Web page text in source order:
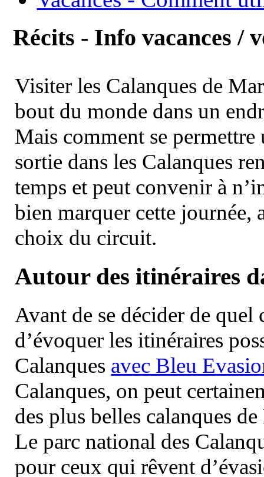
Récits - Info vacances /
Visiter les Calanques de
bout du monde dans un
Mais comment se permettre
sortie dans les Calanques
temps et peut convenir à
bien marquer cette journée,
choix du circuit.
Autour des itinéraires
Avant de se décider de
d’évoquer les itinéraires
Calanques avec Bleu
Calanques, on peut
des plus belles calanques
Le parc national des
pour ceux qui rêvent